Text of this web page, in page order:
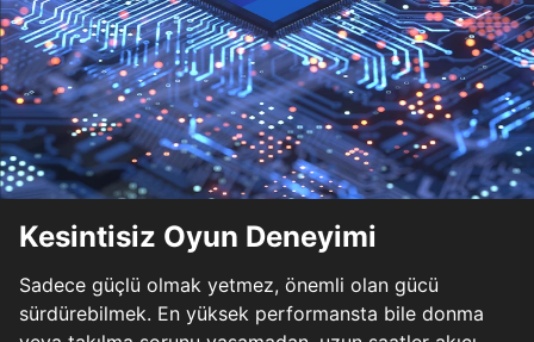
Kesintisiz Oyun Deneyimi
Sadece güçlü olmak yetmez, önemli olan gücü
sürdürebilmek. En yüksek performansta bile donma